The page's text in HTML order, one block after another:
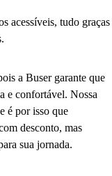
acessíveis, tudo graças
a Buser garante que
e confortável. Nossa
é por isso que
desconto, mas
sua jornada.